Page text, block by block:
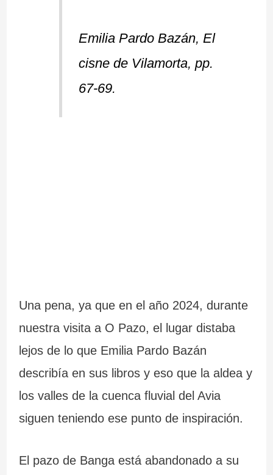
Emilia Pardo Bazán, El
cisne de Vilamorta, pp.
67-69.
Una pena, ya que en el año 2024, durante
nuestra visita a O Pazo, el lugar distaba
lejos de lo que Emilia Pardo Bazán
describía en sus libros y eso que la aldea y
los valles de la cuenca fluvial del Avia
siguen teniendo ese punto de inspiración.
El pazo de Banga está abandonado a su